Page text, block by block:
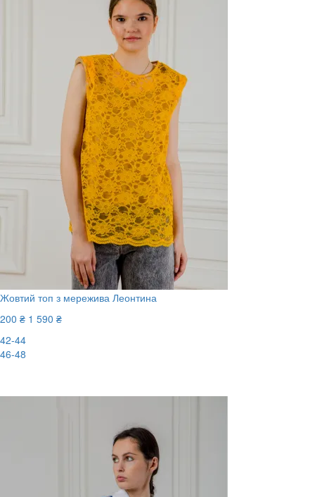
Жовтий топ з мережива Леонтина
200 ₴ 1 590 ₴
42-44
46-48